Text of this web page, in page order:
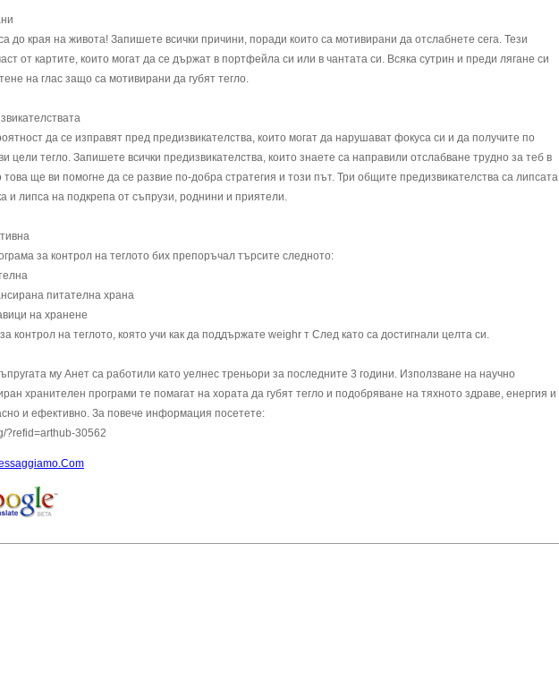
до края на живота! Запишете всички причини, поради които са мотивирани да отслабнете сега. Тези
от картите, които могат да се държат в портфейла си или в чантата си. Всяка сутрин и преди лягане си
на глас защо са мотивирани да губят тегло.
да се изправят пред предизвикателства, които могат да нарушават фокуса си и да получите по
цели тегло. Запишете всички предизвикателства, които знаете са направили отслабване трудно за теб в
ще ви помогне да се развие по-добра стратегия и този път. Три общите предизвикателства са липсата
и липса на подкрепа от съпрузи, роднини и приятели.
за контрол на теглото бих препоръчал търсите следното:
питателна храна
на хранене
контрол на теглото, която учи как да поддържате weighr т След като са достигнали целта си.
му Анет са работили като уелнес треньори за последните 3 години. Използване на научно
хранителен програми те помагат на хората да губят тегло и подобряване на тяхното здраве, енергия и
и ефективно. За повече информация посетете:
?refid=arthub-30562